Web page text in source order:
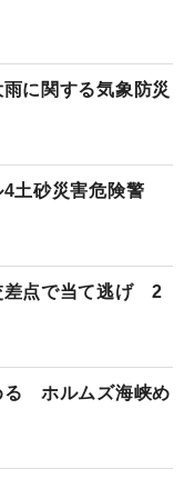
に関する気象防災
土砂災害危険警
差点で当て逃げ 2
ホルムズ海峡め